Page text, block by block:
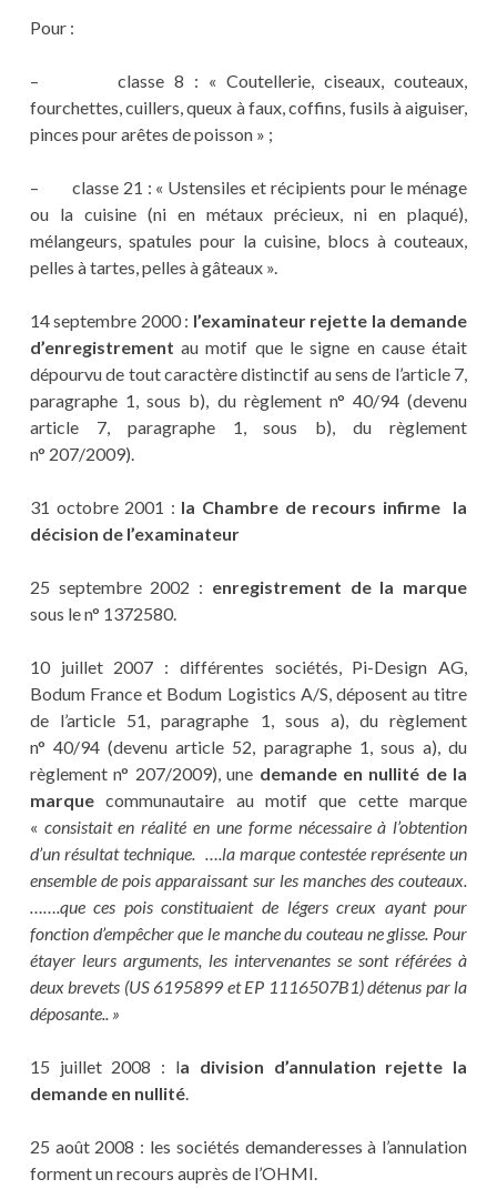
Pour :
– classe 8 : « Coutellerie, ciseaux, couteaux,
fourchettes, cuillers, queux à faux, coffins, fusils à aiguiser,
pinces pour arêtes de poisson » ;
– classe 21 : « Ustensiles et récipients pour le ménage
ou la cuisine (ni en métaux précieux, ni en plaqué),
mélangeurs, spatules pour la cuisine, blocs à couteaux,
pelles à tartes, pelles à gâteaux ».
14 septembre 2000 : l’examinateur rejette la demande
d’enregistrementau motif que le signe en cause était
dépourvu de tout caractère distinctif au sens de l’article 7,
paragraphe 1, sous b), du règlement n° 40/94 (devenu
article 7, paragraphe 1, sous b), du règlement
n° 207/2009).
31 octobre 2001 : la Chambre de recours infirme la
décision de l’examinateur
25 septembre 2002 : enregistrement de la marque
sous le n° 1372580.
10 juillet 2007 : différentes sociétés, Pi-Design AG,
Bodum France et Bodum Logistics A/S, déposent au titre
de l’article 51, paragraphe 1, sous a), du règlement
n° 40/94 (devenu article 52, paragraphe 1, sous a), du
règlement n° 207/2009), une demande en nullité de la
marquecommunautaire au motif que cette marque
« consistait en réalité en une forme nécessaire à l’obtention
d’un résultat technique. ….la marque contestée représente un
ensemble de pois apparaissant sur les manches des couteaux.
…….que ces pois constituaient de légers creux ayant pour
fonction d’empêcher que le manche du couteau ne glisse. Pour
étayer leurs arguments, les intervenantes se sont référées à
deux brevets (US 6195899 et EP 1116507B1) détenus par la
déposante.. »
15 juillet 2008 : la division d’annulation rejette la
demande en nullité.
25 août 2008 : les sociétés demanderesses à l’annulation
forment un recours auprès de l’OHMI.